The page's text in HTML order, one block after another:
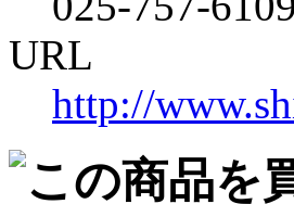
URL
http://